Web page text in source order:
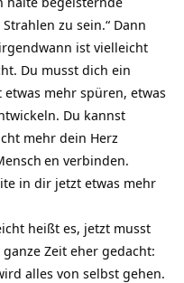
zu sein.“ Dann
ist vielleicht
Du musst dich ein
mehr spüren, etwas
Du kannst
mehr dein Herz
en verbinden.
in dir jetzt etwas mehr
heißt es, jetzt musst
Zeit eher gedacht:
alles von selbst gehen.